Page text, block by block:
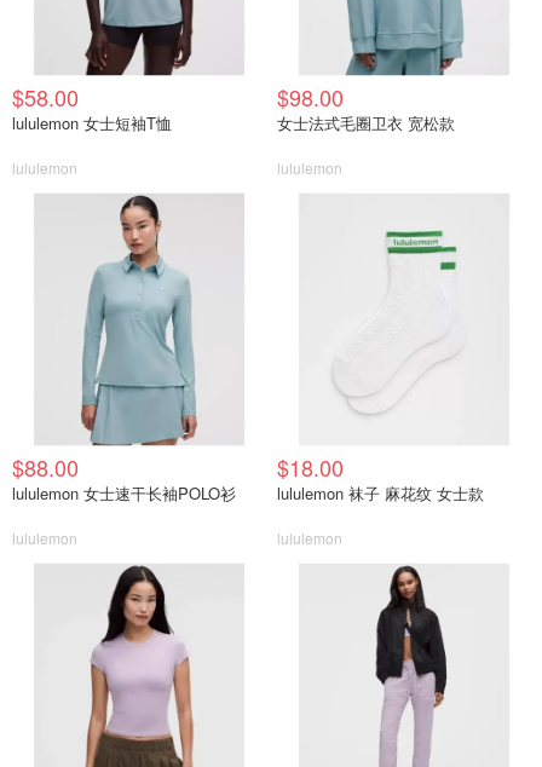
$58.00
lululemon 女士短袖T恤
lululemon
$98.00
女士法式毛圈卫衣 宽松款
lululemon
$88.00
lululemon 女士速干长袖POLO衫
lululemon
$18.00
lululemon 袜子 麻花纹 女士款
lululemon